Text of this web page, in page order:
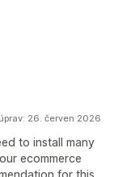
26. červen 2026
to install many
ecommerce